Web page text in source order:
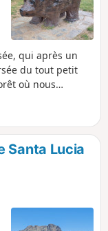
qui après un
du tout petit
où nous
Oso et de jolis
rocheuse et on
belle hutte de
Santa Lucia